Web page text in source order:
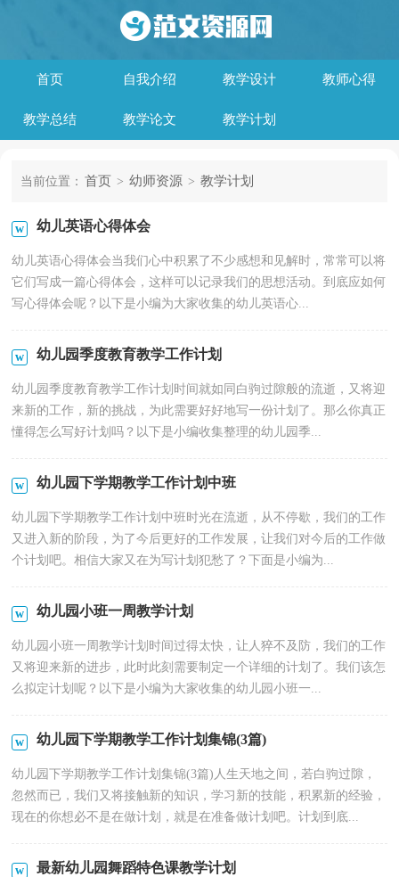
首页 自我介绍 教学设计 教师心得
教学总结 教学论文 教学计划
当前位置： 首页 > 幼师资源 > 教学计划
幼儿英语心得体会
幼儿英语心得体会当我们心中积累了不少感想和见解时，常常可以将
它们写成一篇心得体会，这样可以记录我们的思想活动。到底应如何
写心得体会呢？以下是小编为大家收集的幼儿英语心...
幼儿园季度教育教学工作计划
幼儿园季度教育教学工作计划时间就如同白驹过隙般的流逝，又将迎
来新的工作，新的挑战，为此需要好好地写一份计划了。那么你真正
懂得怎么写好计划吗？以下是小编收集整理的幼儿园季...
幼儿园下学期教学工作计划中班
幼儿园下学期教学工作计划中班时光在流逝，从不停歇，我们的工作
又进入新的阶段，为了今后更好的工作发展，让我们对今后的工作做
个计划吧。相信大家又在为写计划犯愁了？下面是小编为...
幼儿园小班一周教学计划
幼儿园小班一周教学计划时间过得太快，让人猝不及防，我们的工作
又将迎来新的进步，此时此刻需要制定一个详细的计划了。我们该怎
么拟定计划呢？以下是小编为大家收集的幼儿园小班一...
幼儿园下学期教学工作计划集锦(3篇)
幼儿园下学期教学工作计划集锦(3篇)人生天地之间，若白驹过隙，
忽然而已，我们又将接触新的知识，学习新的技能，积累新的经验，
现在的你想必不是在做计划，就是在准备做计划吧。计划到底...
最新幼儿园舞蹈特色课教学计划